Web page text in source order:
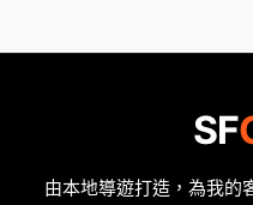
SF
由本地導遊打造，為我的